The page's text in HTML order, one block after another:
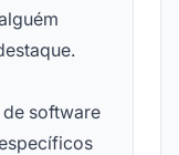
software